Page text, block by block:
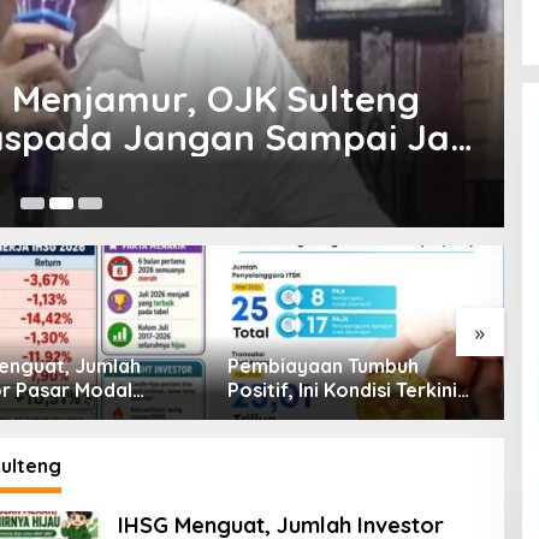
OJK Sulteng
Jangan Sampai Jadi
»
Jumlah
Pasar Modal
30 Juta per Juli
Pembiayaan Tumbuh
Positif, Ini Kondisi Terkini
Sektor PVML hingga Juni
IHSG Menguat, Jumlah Investor